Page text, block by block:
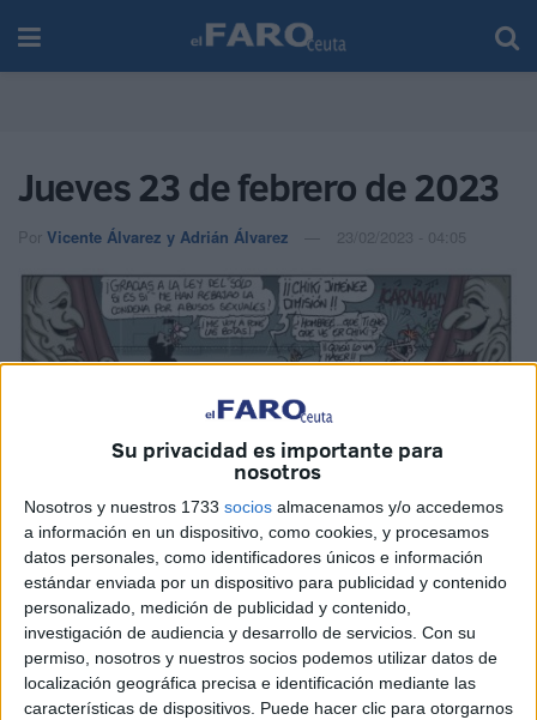
Su privacidad es importante para
nosotros
Nosotros y nuestros 1733 socios almacenamos y/o accedemos
a información en un dispositivo, como cookies, y procesamos
datos personales, como identificadores únicos e información
estándar enviada por un dispositivo para publicidad y contenido
personalizado, medición de publicidad y contenido,
investigación de audiencia y desarrollo de servicios. Con su
permiso, nosotros y nuestros socios podemos utilizar datos de
localización geográfica precisa e identificación mediante las
características de dispositivos. Puede hacer clic para otorgarnos
Jueves 23 de febrero de 2023
Por Vicente Álvarez y Adrián Álvarez 23/02/2023 - 04:05
RelatedPosts
¿Debes viajar a Italia con pasaporte tras
la suspensión de Schengen? Estos son
los requisitos
HACE 16 SEGUNDOS